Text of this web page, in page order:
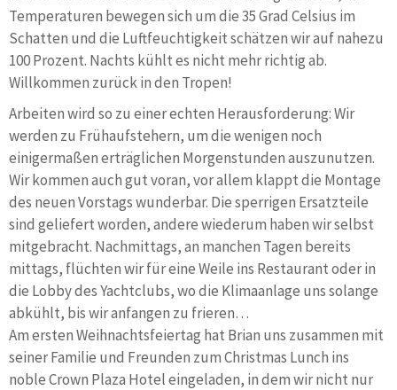
Temperaturen bewegen sich um die 35 Grad Celsius im
Schatten und die Luftfeuchtigkeit schätzen wir auf nahezu
100 Prozent. Nachts kühlt es nicht mehr richtig ab.
Willkommen zurück in den Tropen!
Arbeiten wird so zu einer echten Herausforderung: Wir
werden zu Frühaufstehern, um die wenigen noch
einigermaßen erträglichen Morgenstunden auszunutzen.
Wir kommen auch gut voran, vor allem klappt die Montage
des neuen Vorstags wunderbar. Die sperrigen Ersatzteile
sind geliefert worden, andere wiederum haben wir selbst
mitgebracht. Nachmittags, an manchen Tagen bereits
mittags, flüchten wir für eine Weile ins Restaurant oder in
die Lobby des Yachtclubs, wo die Klimaanlage uns solange
abkühlt, bis wir anfangen zu frieren…
Am ersten Weihnachtsfeiertag hat Brian uns zusammen mit
seiner Familie und Freunden zum Christmas Lunch ins
noble Crown Plaza Hotel eingeladen, in dem wir nicht nur